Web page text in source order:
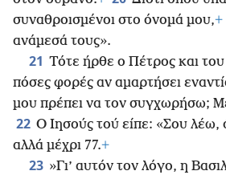
συναθροισμένοι στο όνομά μου,+
ανάμεσά τους».
21 Τότε ήρθε ο Πέτρος και του
πόσες φορές αν αμαρτήσει
μου πρέπει να τον συγχωρήσω;
22 Ο Ιησούς τού είπε: «Σου λέω,
αλλά μέχρι 77.+
23 »Γι’ αυτόν τον λόγο, η